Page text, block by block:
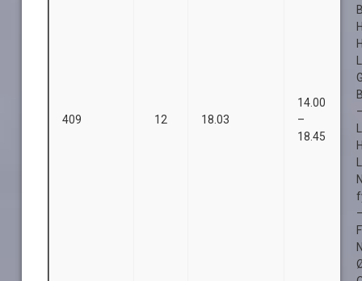
409 12 18.03
14.00
–
18.45